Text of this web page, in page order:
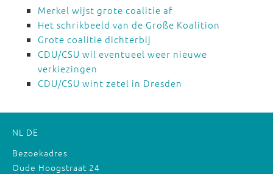
Merkel wijst grote coalitie af
Het schrikbeeld van de Große Koalition
Grote coalitie dichterbij
CDU/CSU wil eventueel weer nieuwe
verkiezingen
CDU/CSU wint zetel in Dresden
NL DE
Bezoekadres
Oude Hoogstraat 24